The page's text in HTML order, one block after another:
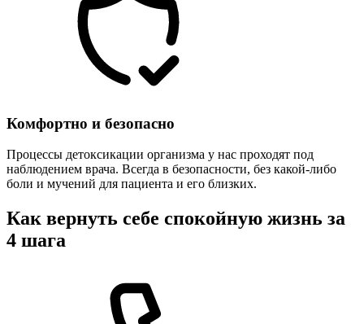
Комфортно и безопасно
Процессы детоксикации организма у нас проходят под
наблюдением врача. Всегда в безопасности, без какой-либо
боли и мучений для пациента и его близких.
Как вернуть себе спокойную жизнь за
4 шага